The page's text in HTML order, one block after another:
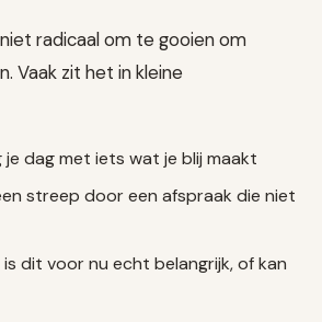
radicaal om te gooien om
Vaak zit het in kleine
je dag met iets wat je blij maakt
streep door een afspraak die niet
is dit voor nu echt belangrijk, of kan